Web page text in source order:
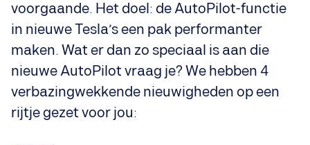
voorgaande. Het doel: de AutoPilot-functie
in nieuwe Tesla’s een pak performanter
maken. Wat er dan zo speciaal is aan die
nieuwe AutoPilot vraag je? We hebben 4
verbazingwekkende nieuwigheden op een
rijtje gezet voor jou: